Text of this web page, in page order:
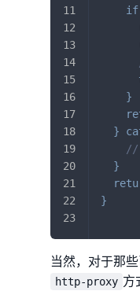
if
}
}
//
}
}
当然，对于那
http-proxy 方